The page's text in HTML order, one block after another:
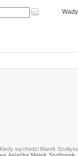
wychodzi Marek